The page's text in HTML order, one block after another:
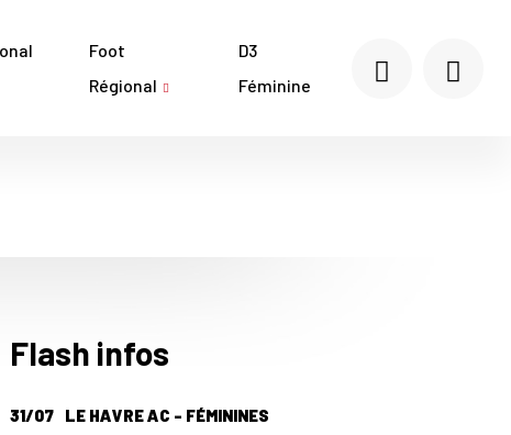
Foot
Régional
D3
Féminine
Flash infos
31/07 LE HAVRE AC - FÉMININES